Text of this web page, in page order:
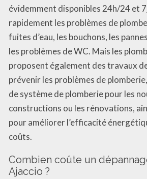
évidemment disponibles 24h/24 et
rapidement les problèmes de
fuites d’eau, les bouchons, les
les problèmes de WC. Mais les
proposent également des travaux
prévenir les problèmes de
de système de plomberie pour les
constructions ou les rénovations,
pour améliorer l’efficacité
coûts.
Combien coûte un
Ajaccio ?